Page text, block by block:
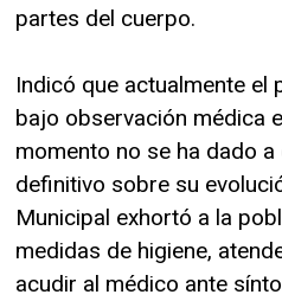
partes del cuerpo.
Indicó que actualmente el
bajo observación médica
momento no se ha dado
definitivo sobre su
Municipal exhortó a la
medidas de higiene,
acudir al médico ante